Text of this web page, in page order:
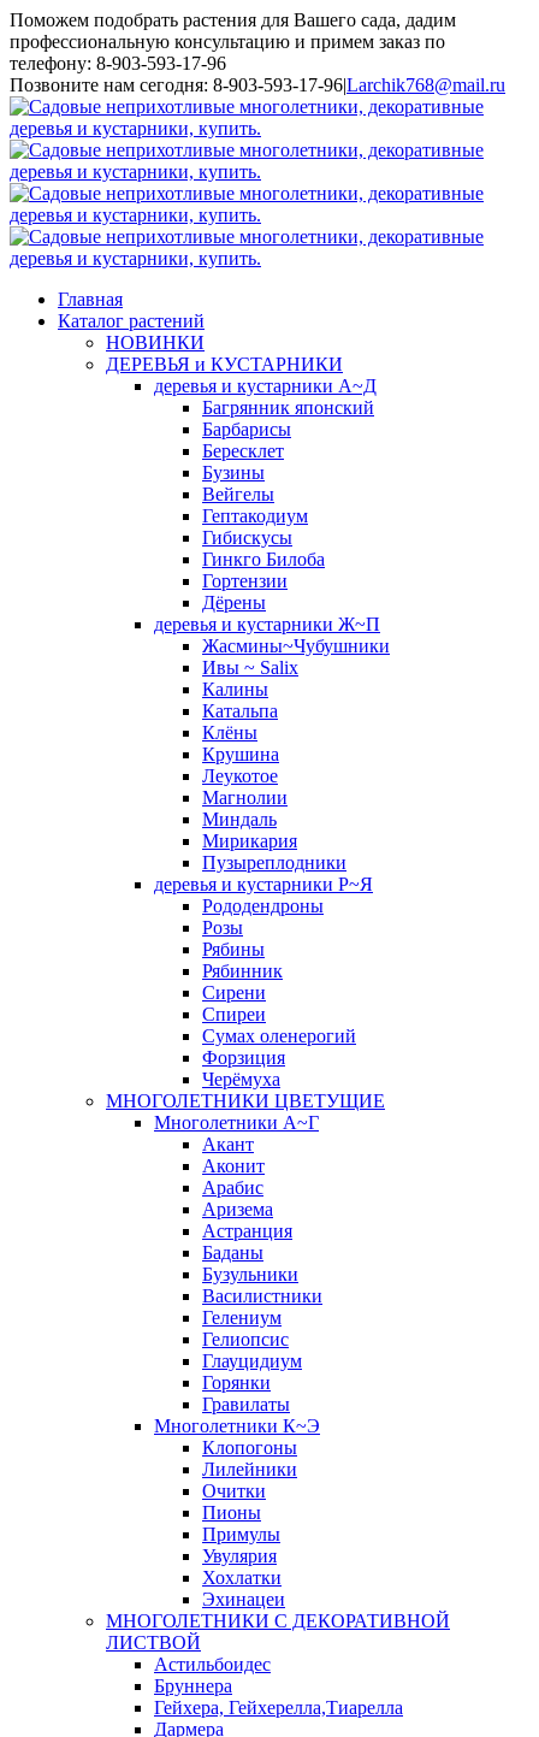
Поможем подобрать растения для Вашего сада, дадим
профессиональную консультацию и примем заказ по
телефону: 8-903-593-17-96
Toggle
SlidingBar
Area
Позвоните нам сегодня: 8-903-593-17-96|Larchik768@mail.ru
Главная
Каталог растений
НОВИНКИ
ДЕРЕВЬЯ и КУСТАРНИКИ
деревья и кустарники А~Д
Багрянник японский
Барбарисы
Бересклет
Бузины
Вейгелы
Гептакодиум
Гибискусы
Гинкго Билоба
Гортензии
Дёрены
деревья и кустарники Ж~П
Жасмины~Чубушники
Ивы ~ Salix
Калины
Катальпа
Клёны
Крушина
Леукотое
Магнолии
Миндаль
Мирикария
Пузыреплодники
деревья и кустарники Р~Я
Рододендроны
Розы
Рябины
Рябинник
Сирени
Спиреи
Сумах оленерогий
Форзиция
Черёмуха
МНОГОЛЕТНИКИ ЦВЕТУЩИЕ
Многолетники А~Г
Акант
Аконит
Арабис
Аризема
Астранция
Баданы
Бузульники
Василистники
Гелениум
Гелиопсис
Глауцидиум
Горянки
Гравилаты
Многолетники К~Э
Клопогоны
Лилейники
Очитки
Пионы
Примулы
Увулярия
Хохлатки
Эхинацеи
МНОГОЛЕТНИКИ С ДЕКОРАТИВНОЙ
ЛИСТВОЙ
Астильбоидес
Бруннера
Гейхера, Гейхерелла,Тиарелла
Дармера